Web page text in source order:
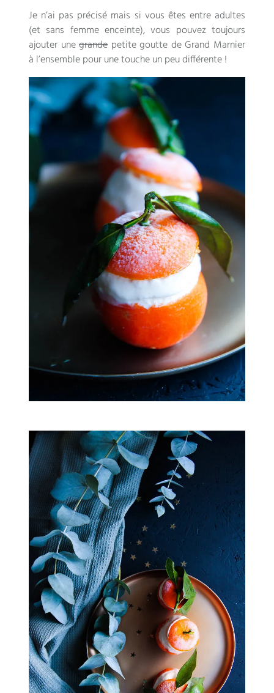
Je n’ai pas précisé mais si vous êtes entre adultes
(et sans femme enceinte), vous pouvez toujours
ajouter unegrandepetite goutte de Grand Marnier
à l’ensemble pour une touche un peu différente !